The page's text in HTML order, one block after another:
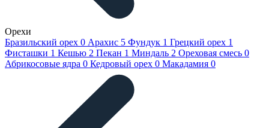
Орехи
Бразильский орех 0 Арахис 5 Фундук 1 Грецкий орех 1
Фисташки 1 Кешью 2 Пекан 1 Миндаль 2 Ореховая смесь 0
Абрикосовые ядра 0 Кедровый орех 0 Макадамия 0